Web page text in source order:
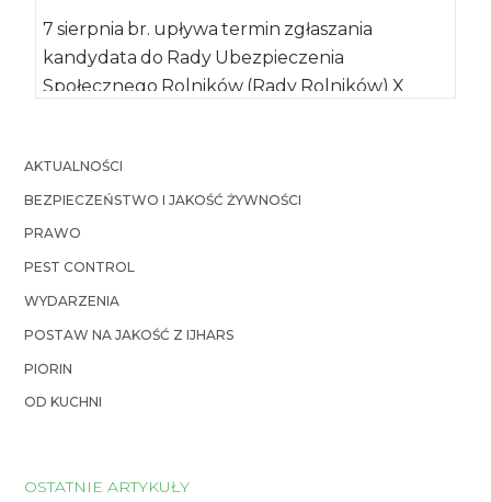
7 sierpnia br. upływa termin zgłaszania
kandydata do Rady Ubezpieczenia
Społecznego Rolników (Rady Rolników) X
AKTUALNOŚCI
BEZPIECZEŃSTWO I JAKOŚĆ ŻYWNOŚCI
PRAWO
PEST CONTROL
WYDARZENIA
POSTAW NA JAKOŚĆ Z IJHARS
PIORIN
OD KUCHNI
OSTATNIE ARTYKUŁY